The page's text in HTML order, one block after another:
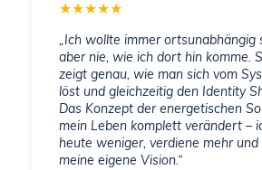
★★★★★
„Ich wollte immer ortsunabhängig
aber nie, wie ich dort hin komme.
zeigt genau, wie man sich vom
löst und gleichzeitig den Identity
Das Konzept der energetischen
mein Leben komplett verändert –
heute weniger, verdiene mehr und
meine eigene Vision.“